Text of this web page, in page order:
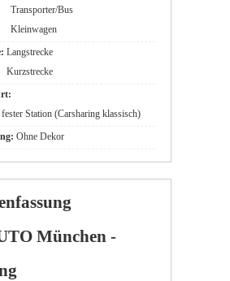
Transporter/Bus
Kleinwagen
Langstrecke
Kurzstrecke
Station (Carsharing klassisch)
Ohne Dekor
München -